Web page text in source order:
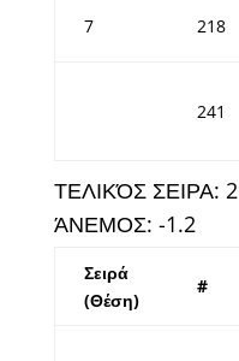
7 218
241
ΤΕΛΙΚΌΣ ΣΕΙΡΑ: 2
ΆΝΕΜΟΣ: -1.2
Σειρά
(Θέση)
#